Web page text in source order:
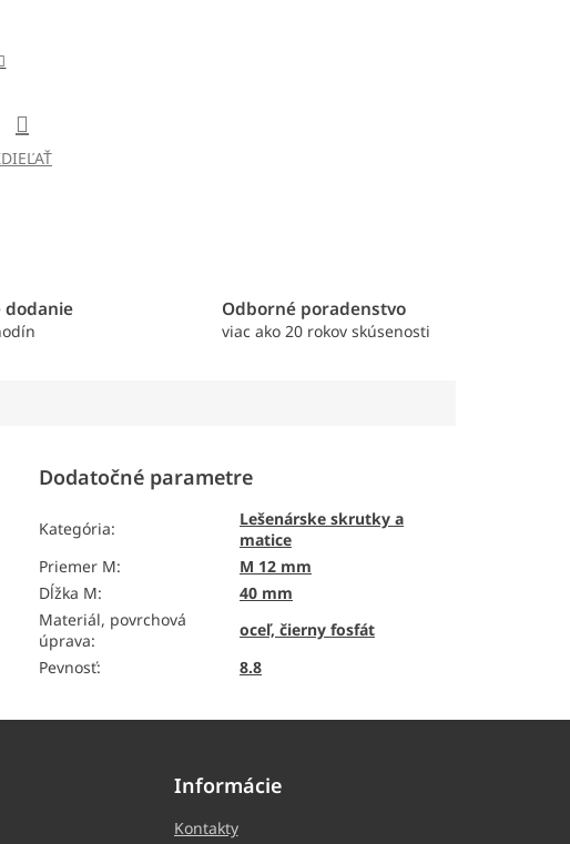
dodanie Odborné poradenstvo
viac ako 20 rokov skúsenosti
Dodatočné parametre
Kategória:
Lešenárske skrutky a
matice
Priemer M:
M 12 mm
Dĺžka M:
40 mm
Materiál, povrchová
úprava:
oceľ, čierny fosfát
Pevnosť: 8.8
Informácie
Kontakty